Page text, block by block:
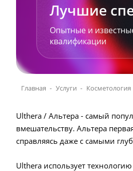
Лучшие
Опытные и
квалификации
Главная Услуги Косметология
Ulthera / Альтера - самый
вмешательству. Альтера
справляясь даже с самыми
Ulthera использует